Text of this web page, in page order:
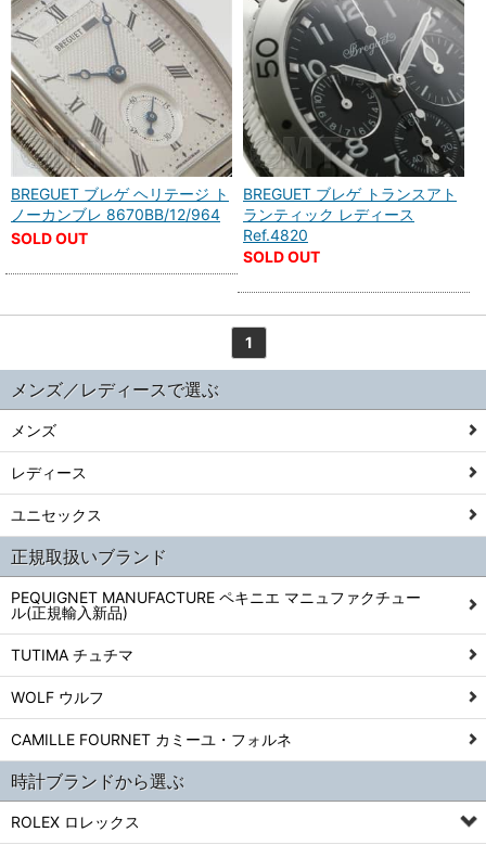
BREGUET ブレゲ ヘリテージ ト
ノーカンブレ 8670BB/12/964
SOLD OUT
BREGUET ブレゲ トランスアト
ランティック レディース
Ref.4820
SOLD OUT
1
メンズ／レディースで選ぶ
メンズ
レディース
ユニセックス
正規取扱いブランド
PEQUIGNET MANUFACTURE ペキニエ マニュファクチュー
ル(正規輸入新品)
TUTIMA チュチマ
WOLF ウルフ
CAMILLE FOURNET カミーユ・フォルネ
時計ブランドから選ぶ
ROLEX ロレックス